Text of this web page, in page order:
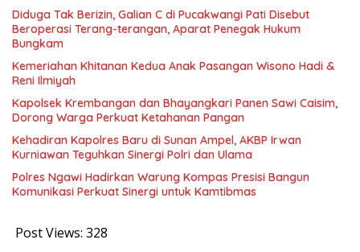
Diduga Tak Berizin, Galian C di Pucakwangi Pati Disebut
Beroperasi Terang-terangan, Aparat Penegak Hukum
Bungkam
Kemeriahan Khitanan Kedua Anak Pasangan Wisono Hadi &
Reni Ilmiyah
Kapolsek Krembangan dan Bhayangkari Panen Sawi Caisim,
Dorong Warga Perkuat Ketahanan Pangan
Kehadiran Kapolres Baru di Sunan Ampel, AKBP Irwan
Kurniawan Teguhkan Sinergi Polri dan Ulama
Polres Ngawi Hadirkan Warung Kompas Presisi Bangun
Komunikasi Perkuat Sinergi untuk Kamtibmas
Post Views: 328